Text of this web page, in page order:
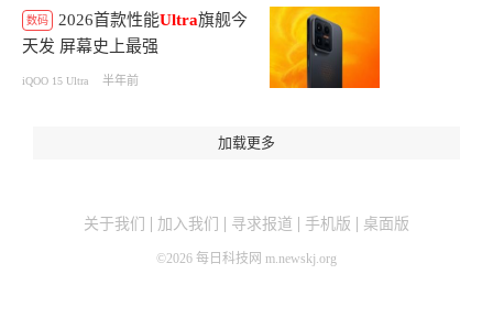
数码 2026首款性能Ultra旗舰今
天发 屏幕史上最强
iQOO 15 Ultra 半年前
加载更多
关于我们 加入我们 寻求报道 手机版 桌面版
©2026 每日科技网 m.newskj.org